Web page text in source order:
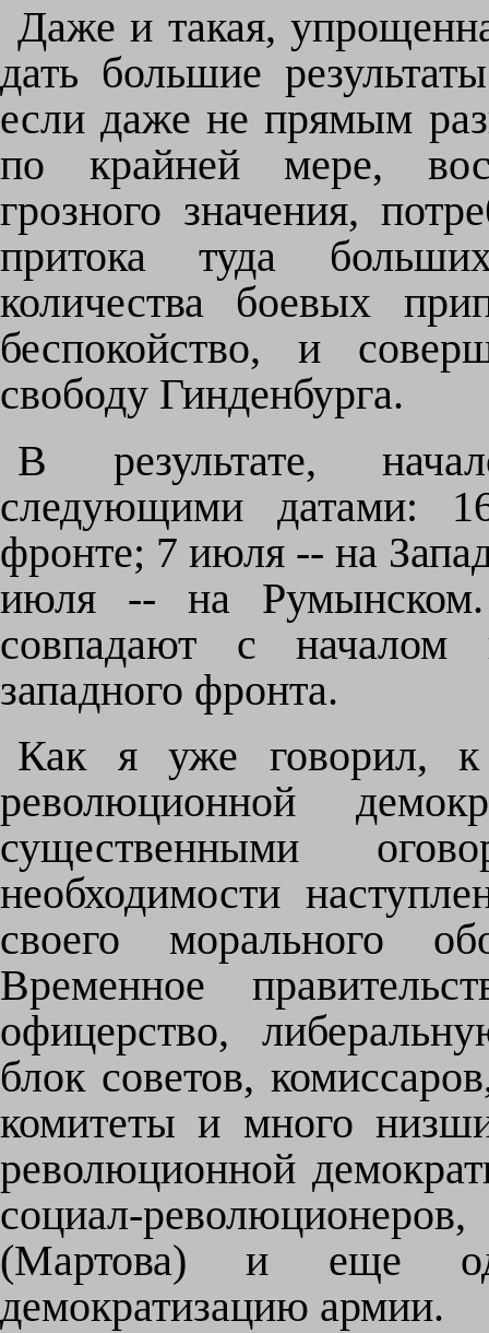
Даже и такая,
дать большие
если даже не прямым
по крайней мере,
грозного значения,
притока туда
количества боевых
беспокойство, и
свободу Гинденбурга.
В результате,
следующими датами:
фронте; 7 июля -- на
июля -- на
совпадают с
западного фронта.
Как я уже говорил,
революционной
существенными
необходимости
своего морального
Временное
офицерство,
блок советов,
комитеты и много
революционной
социал-
(Мартова) и еще
демократизацию армии.